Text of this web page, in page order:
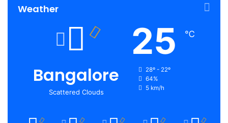
Weather
Bangalore
Scattered Clouds
25 ℃
28º - 22º
64%
5 km/h